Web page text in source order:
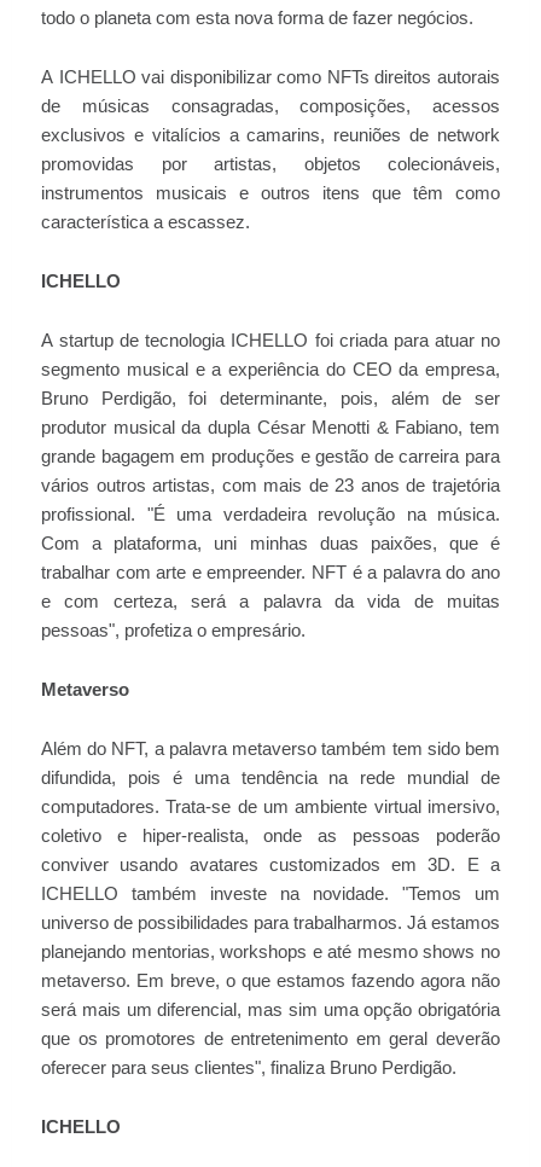
todo o planeta com esta nova forma de fazer negócios.
A ICHELLO vai disponibilizar como NFTs direitos autorais
de músicas consagradas, composições, acessos
exclusivos e vitalícios a camarins, reuniões de network
promovidas por artistas, objetos colecionáveis,
instrumentos musicais e outros itens que têm como
característica a escassez.
ICHELLO
A startup de tecnologia ICHELLO foi criada para atuar no
segmento musical e a experiência do CEO da empresa,
Bruno Perdigão, foi determinante, pois, além de ser
produtor musical da dupla César Menotti & Fabiano, tem
grande bagagem em produções e gestão de carreira para
vários outros artistas, com mais de 23 anos de trajetória
profissional. "É uma verdadeira revolução na música.
Com a plataforma, uni minhas duas paixões, que é
trabalhar com arte e empreender. NFT é a palavra do ano
e com certeza, será a palavra da vida de muitas
pessoas", profetiza o empresário.
Metaverso
Além do NFT, a palavra metaverso também tem sido bem
difundida, pois é uma tendência na rede mundial de
computadores. Trata-se de um ambiente virtual imersivo,
coletivo e hiper-realista, onde as pessoas poderão
conviver usando avatares customizados em 3D. E a
ICHELLO também investe na novidade. "Temos um
universo de possibilidades para trabalharmos. Já estamos
planejando mentorias, workshops e até mesmo shows no
metaverso. Em breve, o que estamos fazendo agora não
será mais um diferencial, mas sim uma opção obrigatória
que os promotores de entretenimento em geral deverão
oferecer para seus clientes", finaliza Bruno Perdigão.
ICHELLO